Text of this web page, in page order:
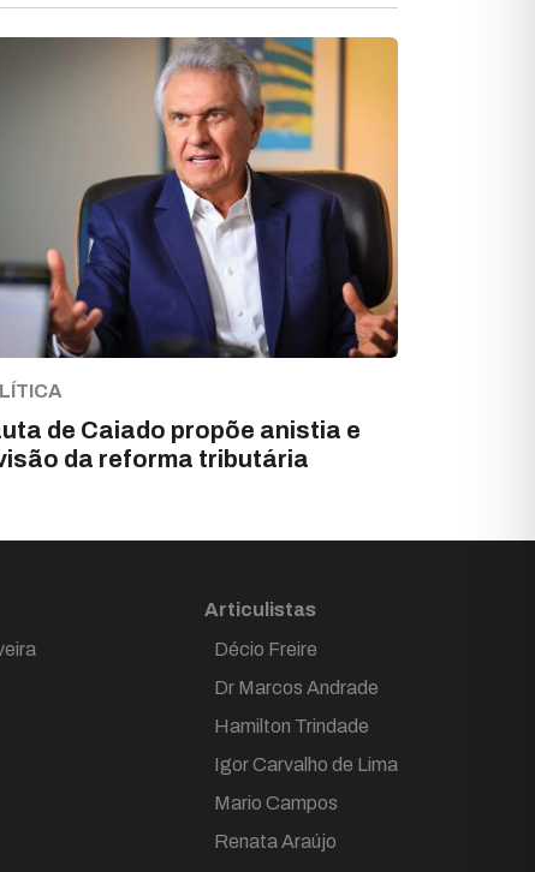
de Caiado propõe anistia e
da reforma tributária
Articulistas
Décio Freire
Dr Marcos Andrade
Hamilton Trindade
Igor Carvalho de Lima
Mario Campos
Renata Araújo